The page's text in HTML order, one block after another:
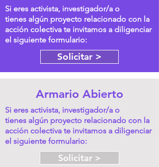
Si eres activista, investigador/a o
tienes algún proyecto relacionado con la
acción colectiva te invitamos a diligenciar
el siguiente formulario:
Solicitar >
Armario Abierto
Si eres activista, investigador/a o
tienes algún proyecto relacionado con la
acción colectiva te invitamos a diligenciar
el siguiente formulario:
Solicitar >